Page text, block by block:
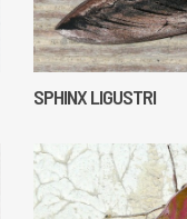
SPHINX LIGUSTRI